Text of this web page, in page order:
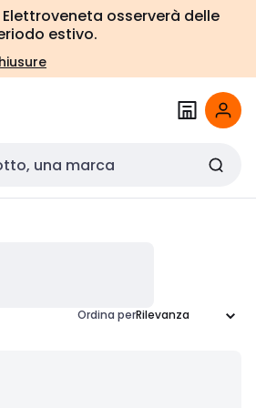
osserverà delle
estivo.
Ordina per